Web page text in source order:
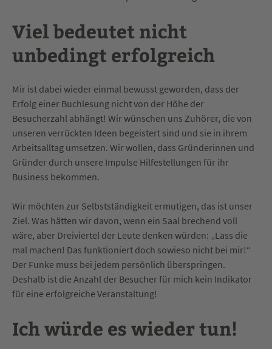
Viel bedeutet nicht
unbedingt erfolgreich
Mir ist dabei wieder einmal bewusst geworden, dass der
Erfolg einer Buchlesung nicht von der Höhe der
Besucherzahl abhängt! Wir wünschen uns Zuhörer, die von
unseren verrückten Ideen begeistert sind und sie in ihrem
Arbeitsalltag umsetzen. Wir wollen, dass Gründerinnen und
Gründer durch unsere Impulse Hilfestellungen für ihr
Business bekommen.
Wir möchten zur Selbstständigkeit ermutigen, das ist unser
Ziel. Was hätten wir davon, wenn ein Saal brechend voll
wäre, aber Dreiviertel der Leute denken würden: „Lass die
mal machen! Das funktioniert doch sowieso nicht bei mir!“
Der Funke muss bei jedem persönlich überspringen.
Deshalb ist die Anzahl der Besucher für mich kein Indikator
für eine erfolgreiche Veranstaltung!
Ich würde es wieder tun!